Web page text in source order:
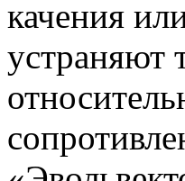
качения
устраняют